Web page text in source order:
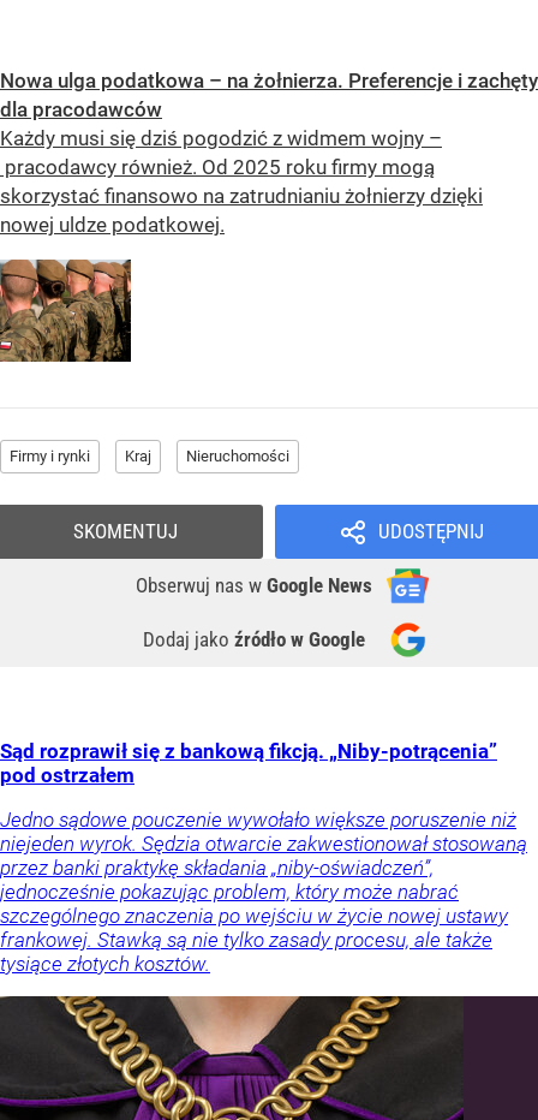
Nowa ulga podatkowa – na żołnierza. Preferencje i zachęty
dla pracodawców
Każdy musi się dziś pogodzić z widmem wojny –
pracodawcy również. Od 2025 roku firmy mogą
skorzystać finansowo na zatrudnianiu żołnierzy dzięki
nowej uldze podatkowej.
Firmy i rynki Kraj Nieruchomości
UDOSTĘPNIJ
Obserwuj nas w Google News
Dodaj jako źródło w Google
SKOMENTUJ
Sąd rozprawił się z bankową fikcją. „Niby-potrącenia”
pod ostrzałem
Jedno sądowe pouczenie wywołało większe poruszenie niż
niejeden wyrok. Sędzia otwarcie zakwestionował stosowaną
przez banki praktykę składania „niby-oświadczeń”,
jednocześnie pokazując problem, który może nabrać
szczególnego znaczenia po wejściu w życie nowej ustawy
frankowej. Stawką są nie tylko zasady procesu, ale także
tysiące złotych kosztów.